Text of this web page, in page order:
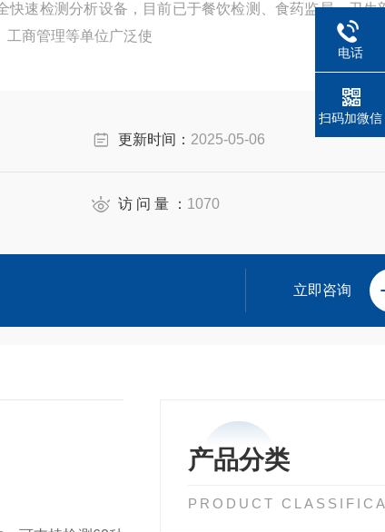
快速检测分析设备，目前已于餐饮检测、食药监局、卫生
工商管理等单位广泛使
更新时间： 2025-05-06
访 问 量 ： 1070
立即咨询
产品分类
PRODUCT
电话
扫码加微信